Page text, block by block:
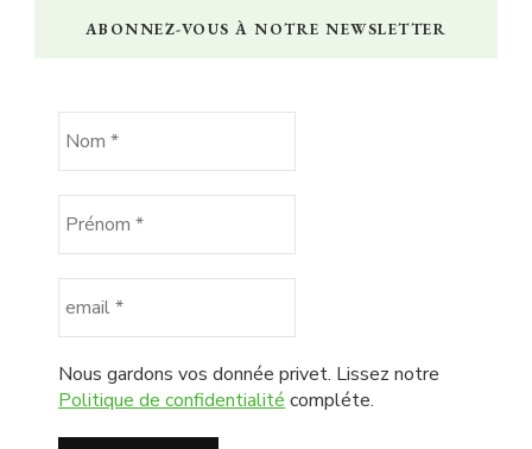
ABONNEZ-VOUS À NOTRE NEWSLETTER
Nous gardons vos donnée privet. Lissez notre
Politique de confidentialité compléte.